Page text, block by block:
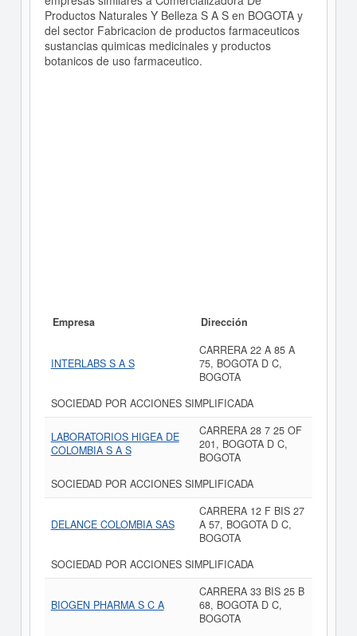
Productos Naturales Y Belleza S A S en BOGOTA y
del sector Fabricacion de productos farmaceuticos
sustancias quimicas medicinales y productos
botanicos de uso farmaceutico.
Empresa Dirección
INTERLABS S A S
CARRERA 22 A 85 A
75, BOGOTA D C,
BOGOTA
SOCIEDAD POR ACCIONES SIMPLIFICADA
LABORATORIOS HIGEA DE
COLOMBIA S A S
CARRERA 28 7 25 OF
201, BOGOTA D C,
BOGOTA
SOCIEDAD POR ACCIONES SIMPLIFICADA
DELANCE COLOMBIA SAS
CARRERA 12 F BIS 27
A 57, BOGOTA D C,
BOGOTA
SOCIEDAD POR ACCIONES SIMPLIFICADA
BIOGEN PHARMA S C A
CARRERA 33 BIS 25 B
68, BOGOTA D C,
BOGOTA